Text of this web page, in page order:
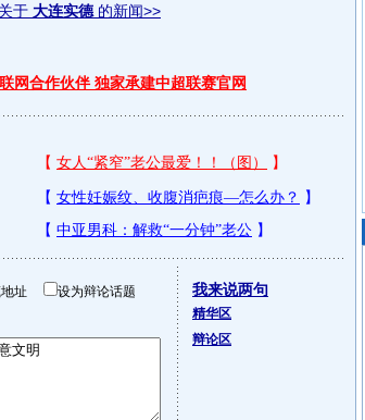
于 大连实德 的新闻>>
网合作伙伴 独家承建中超联赛官网
地址 设为辩论话题 我来说两句
精华区
辩论区